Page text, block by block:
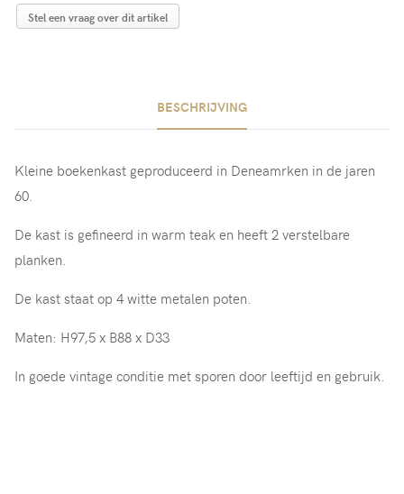
Stel een vraag over dit artikel
BESCHRIJVING
Kleine boekenkast geproduceerd in Deneamrken in de jaren
60.
De kast is gefineerd in warm teak en heeft 2 verstelbare
planken.
De kast staat op 4 witte metalen poten.
Maten: H97,5 x B88 x D33
In goede vintage conditie met sporen door leeftijd en gebruik.